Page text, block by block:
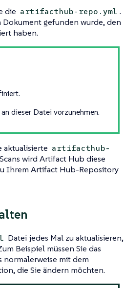
die artifacthub-repo.yml .
Dokument gefunden wurde, den
haben.
dieser Datei vorzunehmen.
aktualisierte artifacthub-
wird Artifact Hub diese
Ihrem Artifact Hub-Repository
Datei jedes Mal zu aktualisieren,
Beispiel müssen Sie das
normalerweise mit dem
die Sie ändern möchten.